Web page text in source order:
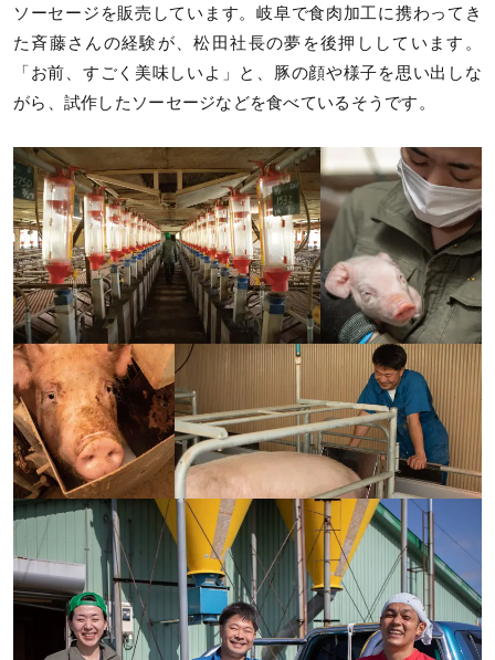
ソーセージを販売しています。岐阜で食肉加工に携わってき
た斉藤さんの経験が、松田社長の夢を後押ししています。
「お前、すごく美味しいよ」と、豚の顔や様子を思い出しな
がら、試作したソーセージなどを食べているそうです。